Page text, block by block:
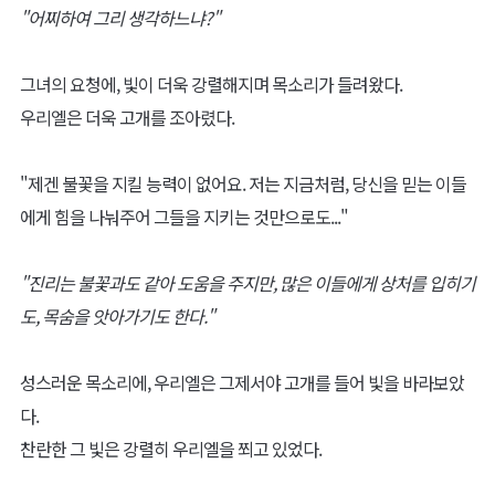
"어찌하여 그리 생각하느냐?"
그녀의 요청에, 빛이 더욱 강렬해지며 목소리가 들려왔다.
우리엘은 더욱 고개를 조아렸다.
"제겐 불꽃을 지킬 능력이 없어요. 저는 지금처럼, 당신을 믿는 이들
에게 힘을 나눠주어 그들을 지키는 것만으로도..."
"진리는 불꽃과도 같아 도움을 주지만, 많은 이들에게 상처를 입히기
도, 목숨을 앗아가기도 한다."
성스러운 목소리에, 우리엘은 그제서야 고개를 들어 빛을 바라보았
다.
찬란한 그 빛은 강렬히 우리엘을 쬐고 있었다.